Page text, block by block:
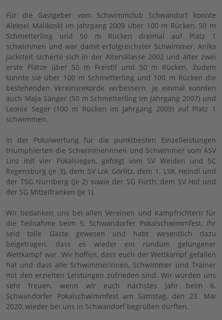
Für die Gastgeber vom Schwimmclub Schwandorf konnte
Aleksei Malikoski im Jahrgang 2009 über 100 m Rücken, 50 m
Schmetterling und 50 m Rücken dreimal auf Platz 1
schwimmen und war damit erfolgreichster Schwimmer. Anika
Jacksteit sicherte sich in der Altersklasse 2002 und älter zwei
erste Plätze über 50 m Freistil und 50 m Rücken. Zudem
konnte sie über 100 m Schmetterling und 100 m Rücken die
bestehenden Vereinsrekorde verbessern. Je einmal konnten
auch Maja Sänger (50 m Schmetterling im Jahrgang 2007) und
Leonie Seger (100 m Rücken im Jahrgang 2009) auf Platz 1
schwimmen.
In der Pokalwertung für die punktbesten Einzelleistungen
triumphierten die Schwimmerinnen und Schwimmer vom ASV
Linz mit vier Pokalsiegen, gefolgt vom SV Weiden und SC
Regensburg (je 3), dem SV Lok Görlitz, dem 1. LSK Heindl und
der TSG Nürnberg (je 2) sowie der SG Fürth, dem SV Hof und
der SG Mittelfranken (je 1).
Wir bedanken uns bei allen Vereinen und Kampfrichtern für
die Teilnahme beim 5. Schwandorfer Pokalschwimmfest. Ihr
seid tolle Gäste gewesen und habt wesentlich dazu
beigetragen, dass es wieder ein rundum gelungener
Wettkampf war. Wir hoffen, dass euch der Wettkampf gefallen
hat und dass alle Schwimmerinnen, Schwimmer und Trainer
mit den erzielten Leistungen zufrieden sind. Wir würden uns
sehr freuen, wenn wir euch nächstes Jahr beim 6.
Schwandorfer Pokalschwimmfest am Samstag, den 23. Mai
2020, wieder bei uns in Schwandorf begrüßen dürften.